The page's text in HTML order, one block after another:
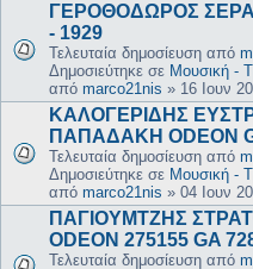
ΓΕΡΟΘΟΔΩΡΟΣ
- 1929
Τελευταία δημοσίευση από
Δημοσιεύτηκε σε Μουσική -
από marco21nis » 16 Ιουν
ΚΑΛΟΓΕΡΙΔΗΣ
ΠΑΠΑΔΑΚΗ ODEON
Τελευταία δημοσίευση από
Δημοσιεύτηκε σε Μουσική -
από marco21nis » 04 Ιουν
ΠΑΓΙΟΥΜΤΖΗΣ
ODEON 275155 GA
Τελευταία δημοσίευση από